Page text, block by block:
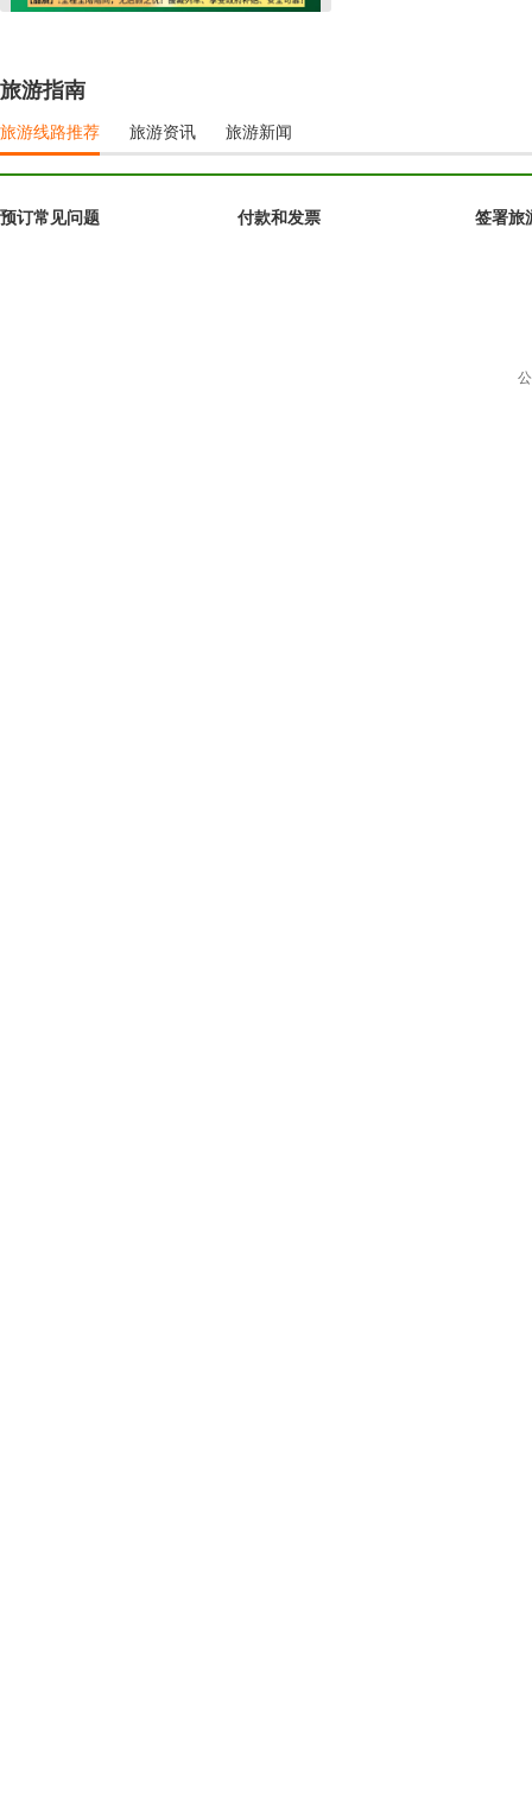
旅游指南
旅游线路推荐 旅游资讯 旅游新闻
预订常见问题 付款和发票 签署旅